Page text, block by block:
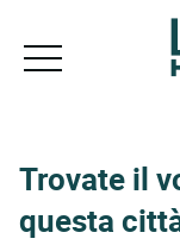
Trovate il
questa